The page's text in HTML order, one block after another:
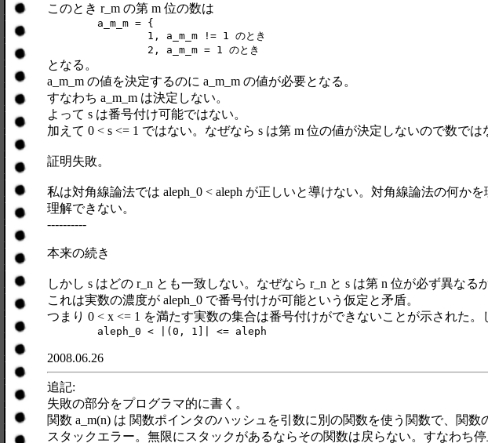
このとき r_m の第 m 位の数は
		2, a_m_m = 1 のとき
となる。
a_m_m の値を決定するのに a_m_m の値が必要となる。
すなわち a_m_m は決定しない。
よって s は番号付け可能ではない。
加えて 0 < s <= 1 ではない。なぜなら s は第 m 位の値が決定しないので数では
証明失敗。
私は対角線論法では aleph_0 < aleph が正しいと導けない。対角線論法の何
理解できない。
----------
本来の続き
しかし s はどの r_n とも一致しない。なぜなら r_n と s は第 n 位が必ず異なるか
これは実数の濃度が aleph_0 で番号付けが可能という仮定と矛盾。
つまり 0 < x <= 1 を満たす実数の集合は番号付けができないことが示された。
	aleph_0 < |(0, 1]| <= aleph
2008.06.26
追記:
失敗の部分をプログラマ的に書く。
関数 a_m(n) は 関数ポインタのハッシュを引数に別の関数を使う関数で、関
スタックエラー。無限にスタックがあるならその関数は戻らない。すなわち停